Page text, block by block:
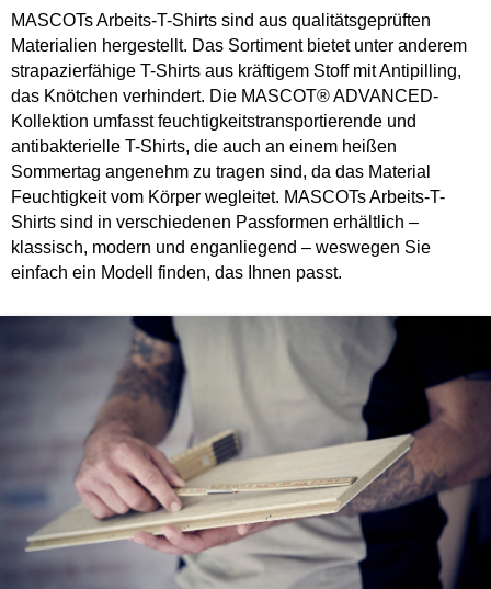
MASCOTs Arbeits-T-Shirts sind aus qualitätsgeprüften
Materialien hergestellt. Das Sortiment bietet unter anderem
strapazierfähige T-Shirts aus kräftigem Stoff mit Antipilling,
das Knötchen verhindert. Die MASCOT® ADVANCED-
Kollektion umfasst feuchtigkeitstransportierende und
antibakterielle T-Shirts, die auch an einem heißen
Sommertag angenehm zu tragen sind, da das Material
Feuchtigkeit vom Körper wegleitet. MASCOTs Arbeits-T-
Shirts sind in verschiedenen Passformen erhältlich –
klassisch, modern und enganliegend – weswegen Sie
einfach ein Modell finden, das Ihnen passt.